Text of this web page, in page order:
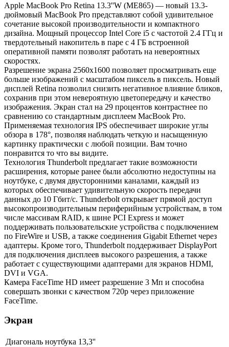
Apple MacBook Pro Retina 13.3''W (ME865) — новый 13.3-
дюймовый MacBook Pro представляют собой удивительное
сочетание высокой производительности и компактного
дизайна. Мощный процессор Intel Core i5 с частотой 2.4 ГГц и
твердотельный накопитель в паре с 4 ГБ встроенной
оперативной памяти позволят работать на невероятных
скоростях.
Разрешение экрана 2560x1600 позволяет просматривать еще
больше изображений с масштабом пиксель в пиксель. Новый
дисплей Retina позволил снизить негативное влияние бликов,
сохранив при этом невероятную цветопередачу и качество
изображения. Экран стал на 29 процентов контрастнее по
сравнению со стандартным дисплеем MacBook Pro.
Применяемая технология IPS обеспечивает широкие углы
обзора в 178°, позволяя наблюдать четкую и насыщенную
картинку практически с любой позиции. Вам точно
понравится то что вы видите.
Технология Thunderbolt предлагает такие возможности
расширения, которые ранее были абсолютно недоступны на
ноутбуке, с двумя двусторонними каналами, каждый из
которых обеспечивает удивительную скорость передачи
данных до 10 Гбит/с. Thunderbolt открывает прямой доступ
высокопроизводительным периферийным устройствам, в том
числе массивам RAID, к шине PCI Express и может
поддерживать пользовательские устройства с подключением
по FireWire и USB, а также соединения Gigabit Ethernet через
адаптеры. Кроме того, Thunderbolt поддерживает DisplayPort
для подключения дисплеев высокого разрешения, а также
работает с существующими адаптерами для экранов HDMI,
DVI и VGA.
Камера FaceTime HD имеет разрешение 3 Мп и способна
совершать звонки с качеством 720p через приложение
FaceTime.
Экран
Диагональ ноутбука 13,3''